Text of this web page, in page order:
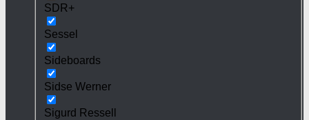
SDR+
Sessel
Sideboards
Sidse Werner
Sigurd Ressell